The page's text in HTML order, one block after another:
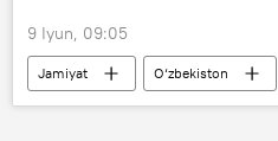
9 Iyun, 09:05
Jamiyat O‘zbekiston
Oliy sud
Shavkat Mirziyoyev